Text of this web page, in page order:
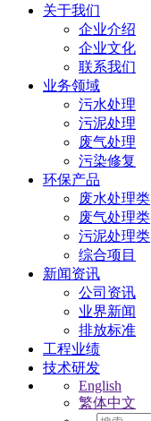
关于我们
企业介绍
企业文化
联系我们
业务领域
污水处理
污泥处理
废气处理
污染修复
环保产品
废水处理类
废气处理类
污泥处理类
综合项目
新闻资讯
公司资讯
业界新闻
排放标准
工程业绩
技术研发
English
繁体中文